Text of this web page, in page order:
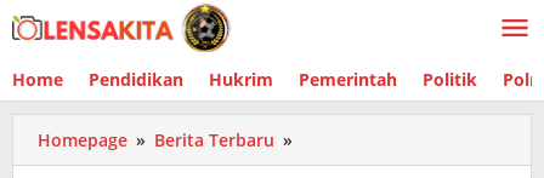
Lewati
ke
Home Pendidikan Hukrim Pemerintah Politik
Homepage » Berita Terbaru »
Judi